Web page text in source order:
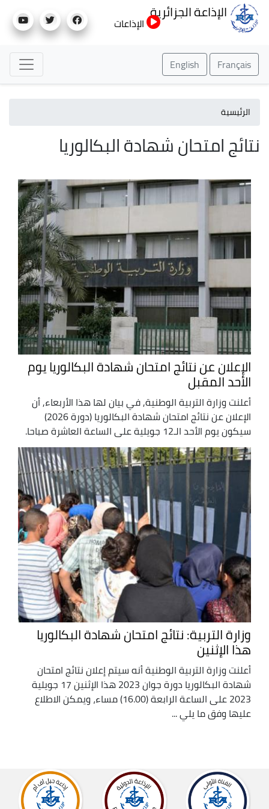
إلى
الإذاعة الجزائرية
الإذاعات
Français
English
الرئيسية
نتائج امتحان شهادة البكالوريا
الإعلان عن نتائج امتحان شهادة البكالوريا يوم
الأحد المقبل
أعلنت وزارة التربية الوطنية, في بيان لها هذا الأربعاء, أن
الإعلان عن نتائج امتحان شهادة البكالوريا (دورة 2026)
سيكون يوم الأحد الـ12 جويلية على الساعة العاشرة صباحا.
وزارة التربية: نتائج امتحان شهادة البكالوريا
هذا الإثنين
أعلنت وزارة التربية الوطنية أنه سيتم إعلان نتائج امتحان
شهادة البكالوريا دورة جوان 2023 هذا الإثنين 17 جويلية
2023 على الساعة الرابعة (16.00) مساء، ويمكن الاطلاع
عليها وفق ما يلي ...